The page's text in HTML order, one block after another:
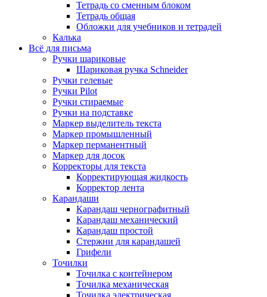
Тетрадь со сменным блоком
Тетрадь общая
Обложки для учебников и тетрадей
Калька
Всё для письма
Ручки шариковые
Шариковая ручка Schneider
Ручки гелевые
Ручки Pilot
Ручки стираемые
Ручки на подставке
Маркер выделитель текста
Маркер промышленный
Маркер перманентный
Маркер для досок
Корректоры для текста
Корректирующая жидкость
Корректор лента
Карандаши
Карандаш чернографитный
Карандаш механический
Карандаш простой
Стержни для карандашей
Грифели
Точилки
Точилка с контейнером
Точилка механическая
Точилка электрическая